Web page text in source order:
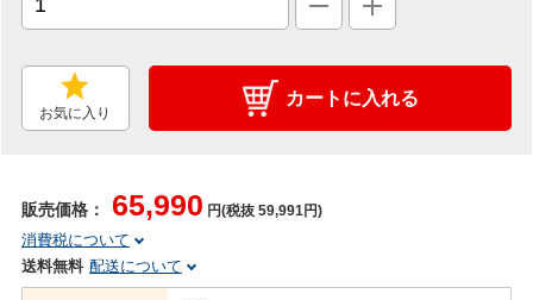
お気に入り
カートに入れる
販売価格： 65,990 円(税抜 59,991円)
消費税について
送料無料 配送について